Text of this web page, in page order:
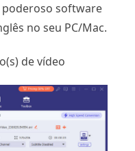
poderoso software
no seu PC/Mac.
de vídeo